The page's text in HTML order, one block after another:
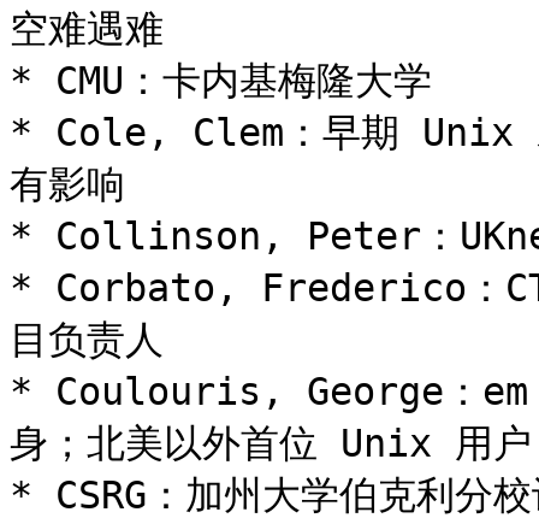
空难遇难
* CMU：卡内基梅隆大学
* Cole, Clem：早期 Unix
有影响
* Collinson, Peter：
* Corbato, Frederico：
目负责人
* Coulouris, George：em
身；北美以外首位 Unix 用户
* CSRG：加州大学伯克利分